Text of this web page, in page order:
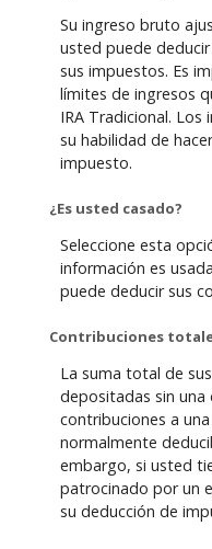
Su ingreso bruto
usted puede
sus impuestos. Es
límites de ingresos
IRA Tradicional. Los
su habilidad de
impuesto.
¿Es usted casado?
Seleccione esta
información es
puede deducir sus
Contribuciones
La suma total de
depositadas sin una
contribuciones a
normalmente
embargo, si usted
patrocinado por un
su deducción de